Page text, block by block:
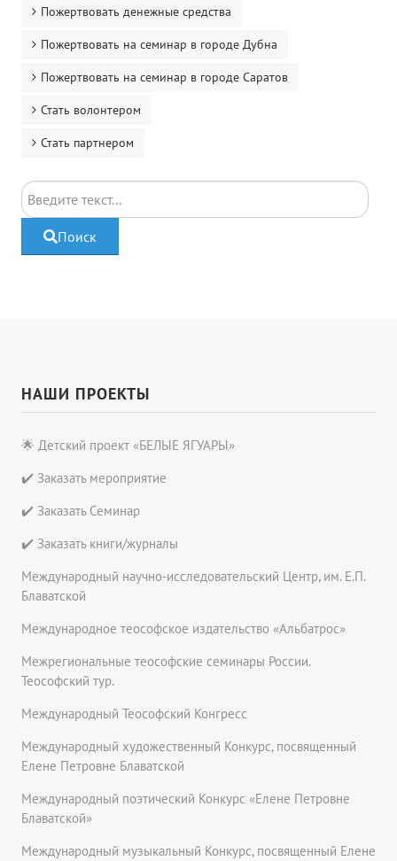
Пожертвовать денежные средства
Пожертвовать на семинар в городе Дубна
Пожертвовать на семинар в городе Саратов
Стать волонтером
Стать партнером
Поиск
Поиск
НАШИ ПРОЕКТЫ
🌟 Детский проект «БЕЛЫЕ ЯГУАРЫ»
✔️ Заказать мероприятие
✔️ Заказать Семинар
✔️ Заказать книги/журналы
Международный научно-исследовательский Центр, им. Е.П.
Блаватской
Международное теософское издательство «Альбатрос»
Межрегиональные теософские семинары России.
Теософский тур.
Международный Теософский Конгресс
Международный художественный Конкурс, посвященный
Елене Петровне Блаватской
Международный поэтический Конкурс «Елене Петровне
Блаватской»
Международный музыкальный Конкурс, посвященный Елене